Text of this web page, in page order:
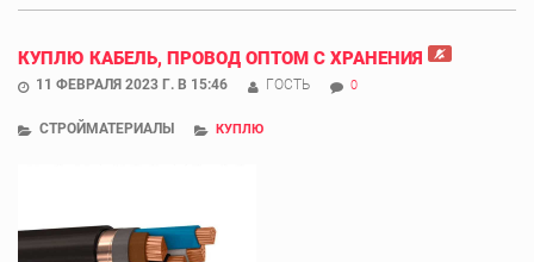
КУПЛЮ КАБЕЛЬ, ПРОВОД ОПТОМ С ХРАНЕНИЯ
11 ФЕВРАЛЯ 2023 Г. В 15:46 ГОСТЬ 0
СТРОЙМАТЕРИАЛЫ КУПЛЮ